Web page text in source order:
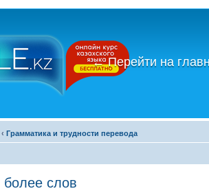
←Перейти на
‹ Грамматика и трудности перевода
более слов